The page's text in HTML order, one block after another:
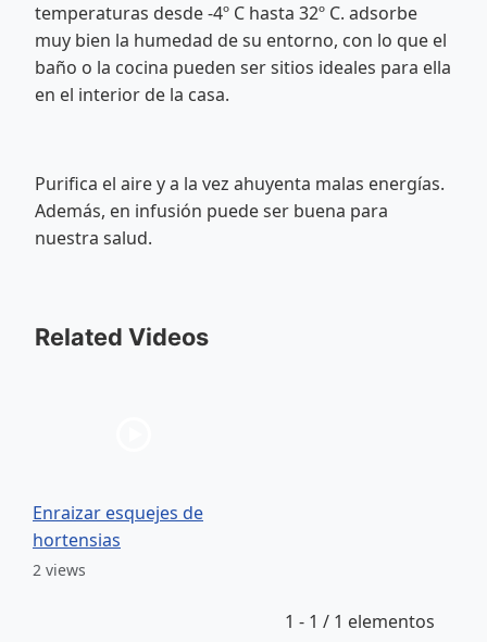
temperaturas desde -4º C hasta 32º C. adsorbe
muy bien la humedad de su entorno, con lo que el
baño o la cocina pueden ser sitios ideales para ella
en el interior de la casa.
Purifica el aire y a la vez ahuyenta malas energías.
Además, en infusión puede ser buena para
nuestra salud.
Related Videos
Enraizar esquejes de
hortensias
2 views
1 - 1 / 1 elementos